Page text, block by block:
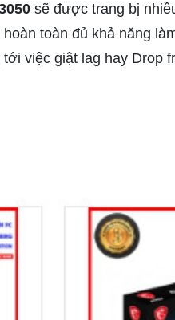
sẽ được trang bị
hoàn toàn đủ khả năng
việc giật lag hay Drop